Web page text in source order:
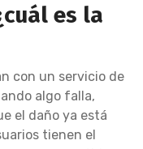
es la
con un servicio de
algo falla,
el daño ya está
tienen el